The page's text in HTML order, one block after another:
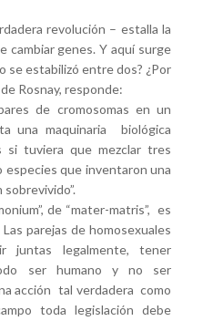
revolución – estalla la
cambiar genes. Y aquí surge
se estabilizó entre dos? ¿Por
Rosnay, responde:
de cromosomas en un
una maquinaria biológica
si tuviera que mezclar tres
que inventaron una
de “mater-matris”, es
parejas de homosexuales
juntas legalmente, tener
ser humano y no ser
acción tal verdadera como
toda legislación debe